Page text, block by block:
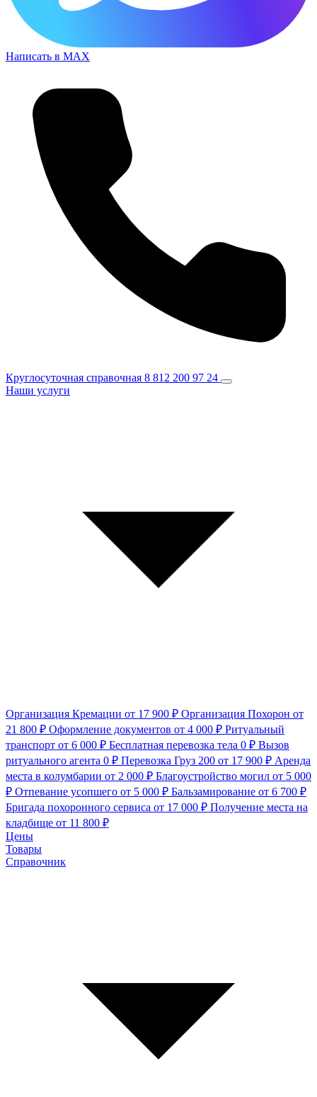
Написать в MAX
Круглосуточная справочная 8 812 200 97 24
Наши услуги
Организация Кремации от 17 900 ₽ Организация Похорон от
21 800 ₽ Оформление документов от 4 000 ₽ Ритуальный
транспорт от 6 000 ₽ Бесплатная перевозка тела 0 ₽ Вызов
ритуального агента 0 ₽ Перевозка Груз 200 от 17 900 ₽ Аренда
места в колумбарии от 2 000 ₽ Благоустройство могил от 5 000
₽ Отпевание усопшего от 5 000 ₽ Бальзамирование от 6 700 ₽
Бригада похоронного сервиса от 17 000 ₽ Получение места на
кладбище от 11 800 ₽
Цены
Товары
Справочник